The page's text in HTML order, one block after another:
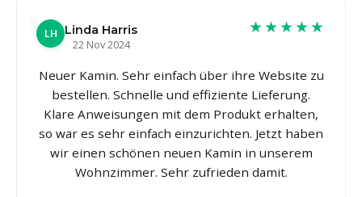
LH
Linda Harris
22 Nov 2024
★★★★★
Neuer Kamin. Sehr einfach über ihre Website zu
bestellen. Schnelle und effiziente Lieferung.
Klare Anweisungen mit dem Produkt erhalten,
so war es sehr einfach einzurichten. Jetzt haben
wir einen schönen neuen Kamin in unserem
Wohnzimmer. Sehr zufrieden damit.